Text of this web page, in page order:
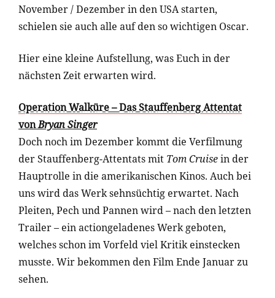
November / Dezember in den USA starten,
schielen sie auch alle auf den so wichtigen Oscar.
Hier eine kleine Aufstellung, was Euch in der
nächsten Zeit erwarten wird.
Operation Walküre – Das Stauffenberg Attentat
vonBryan Singer
Doch noch im Dezember kommt die Verfilmung
der Stauffenberg-Attentats mit Tom Cruisein der
Hauptrolle in die amerikanischen Kinos. Auch bei
uns wird das Werk sehnsüchtig erwartet. Nach
Pleiten, Pech und Pannen wird – nach den letzten
Trailer – ein actiongeladenes Werk geboten,
welches schon im Vorfeld viel Kritik einstecken
musste. Wir bekommen den Film Ende Januar zu
sehen.